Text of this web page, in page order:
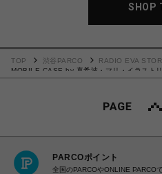
SHOP
TOP 渋谷PARCO RADIO EVA
MOBILE CASE by 真希波・マリ・イラスト
～50日でお届け）】
PARCOポイント
全国のPARCOやONLINE PARCO